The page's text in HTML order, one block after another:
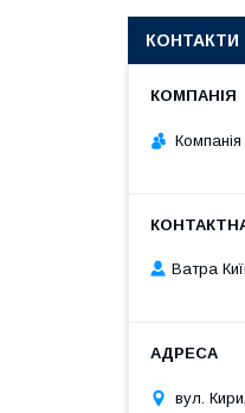
КОНТАКТИ
Ватра
вул.